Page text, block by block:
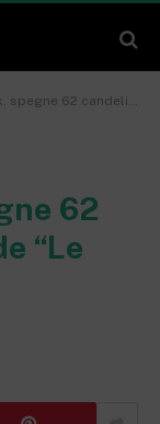
il regista de “Le fate ignoranti”
62
“Le